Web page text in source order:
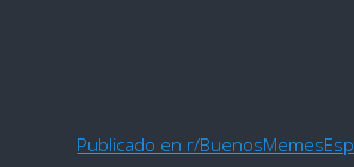
Publicado en r/BuenosMemesEsp